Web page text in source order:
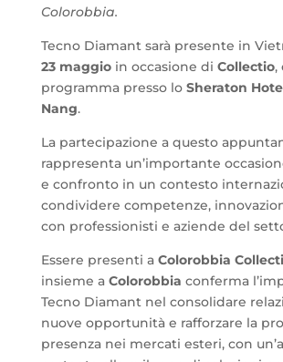
Colorobbia.
Tecno Diamant sarà presente in
23 maggioin occasione di Collectio,
programma presso lo Sheraton
Nang.
La partecipazione a questo
rappresenta un’importante
e confronto in un contesto
condividere competenze,
con professionisti e aziende del
Essere presenti a Colorobbia
insieme a Colorobbia conferma
Tecno Diamant nel consolidare
nuove opportunità e rafforzare la
presenza nei mercati esteri, con